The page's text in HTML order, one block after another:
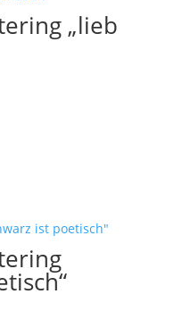
„lieb